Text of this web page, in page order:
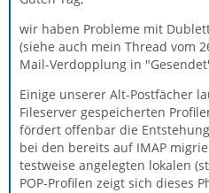
wir haben Probleme mit
(siehe auch mein Thread vom
Mail-Verdopplung in
Einige unserer Alt-Postfächer
Fileserver gespeicherten
fördert offenbar die
bei den bereits auf IMAP
testweise angelegten lokalen
POP-Profilen zeigt sich dieses